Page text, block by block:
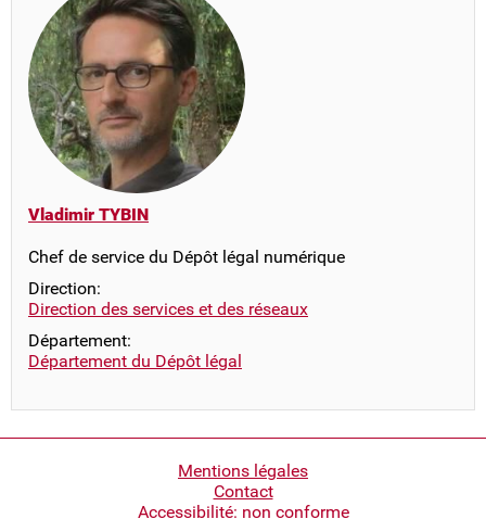
Vladimir TYBIN
Chef de service du Dépôt légal numérique
Direction:
Direction des services et des réseaux
Département:
Département du Dépôt légal
Mentions légales
Contact
Accessibilité: non conforme